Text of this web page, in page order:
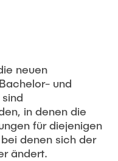
neuen
und
in denen die
für diejenigen
denen sich der
ändert.